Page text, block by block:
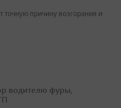
точную причину возгорания и
водителю фуры,